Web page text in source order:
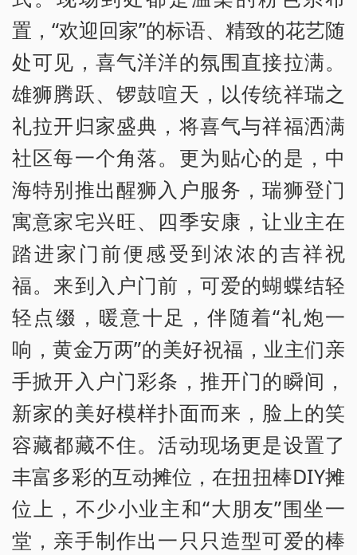
置，“欢迎回家”的标语、精致的花艺随
处可见，喜气洋洋的氛围直接拉满。
雄狮腾跃、锣鼓喧天，以传统祥瑞之
礼拉开归家盛典，将喜气与祥福洒满
社区每一个角落。更为贴心的是，中
海特别推出醒狮入户服务，瑞狮登门
寓意家宅兴旺、四季安康，让业主在
踏进家门前便感受到浓浓的吉祥祝
福。来到入户门前，可爱的蝴蝶结轻
轻点缀，暖意十足，伴随着“礼炮一
响，黄金万两”的美好祝福，业主们亲
手掀开入户门彩条，推开门的瞬间，
新家的美好模样扑面而来，脸上的笑
容藏都藏不住。活动现场更是设置了
丰富多彩的互动摊位，在扭扭棒DIY摊
位上，不少小业主和“大朋友”围坐一
堂，亲手制作出一只只造型可爱的棒